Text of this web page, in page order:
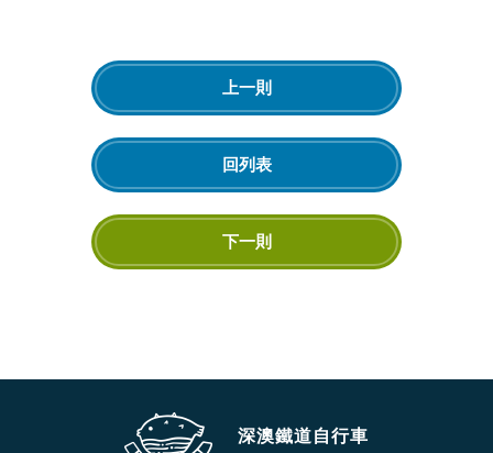
上一則
回列表
下一則
深澳鐵道自行車